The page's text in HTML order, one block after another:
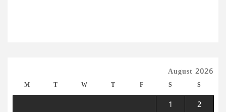
August 2026
M T W T F S S
1 2